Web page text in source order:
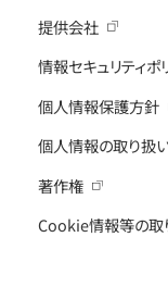
提供会社
情報セキュリティポ
個人情報保護方針
個人情報の取り扱
著作権
Cookie情報等の取